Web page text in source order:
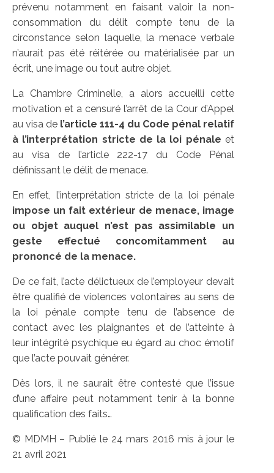
prévenu notamment en faisant valoir la non-
consommation du délit compte tenu de la
circonstance selon laquelle, la menace verbale
n’aurait pas été réitérée ou matérialisée par un
écrit, une image ou tout autre objet.
La Chambre Criminelle, a alors accueilli cette
motivation et a censuré l’arrêt de la Cour d’Appel
au visa de l’article 111-4 du Code pénal relatif
à l’interprétation stricte de la loi pénale et
au visa de l’article 222-17 du Code Pénal
définissant le délit de menace.
En effet, l’interprétation stricte de la loi pénale
impose un fait extérieur de menace, image
ou objet auquel n’est pas assimilable un
geste effectué concomitamment au
prononcé de la menace.
De ce fait, l’acte délictueux de l’employeur devait
être qualifié de violences volontaires au sens de
la loi pénale compte tenu de l’absence de
contact avec les plaignantes et de l’atteinte à
leur intégrité psychique eu égard au choc émotif
que l’acte pouvait générer.
Dès lors, il ne saurait être contesté que l’issue
d’une affaire peut notamment tenir à la bonne
qualification des faits…
© MDMH – Publié le 24 mars 2016 mis à jour le
21 avril 2021